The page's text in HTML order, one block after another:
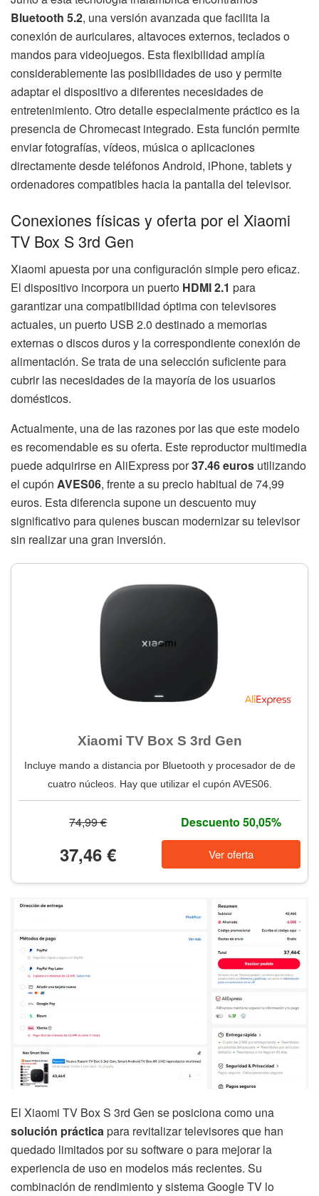
Bluetooth 5.2, una versión avanzada que facilita la
conexión de auriculares, altavoces externos, teclados o
mandos para videojuegos. Esta flexibilidad amplía
considerablemente las posibilidades de uso y permite
adaptar el dispositivo a diferentes necesidades de
entretenimiento. Otro detalle especialmente práctico es la
presencia de Chromecast integrado. Esta función permite
enviar fotografías, vídeos, música o aplicaciones
directamente desde teléfonos Android, iPhone, tablets y
ordenadores compatibles hacia la pantalla del televisor.
Conexiones físicas y oferta por el Xiaomi
TV Box S 3rd Gen
Xiaomi apuesta por una configuración simple pero eficaz.
El dispositivo incorpora un puerto HDMI 2.1 para
garantizar una compatibilidad óptima con televisores
actuales, un puerto USB 2.0 destinado a memorias
externas o discos duros y la correspondiente conexión de
alimentación. Se trata de una selección suficiente para
cubrir las necesidades de la mayoría de los usuarios
domésticos.
Actualmente, una de las razones por las que este modelo
es recomendable es su oferta. Este reproductor multimedia
puede adquirirse en AliExpress por37.46 euros utilizando
el cupón AVES06, frente a su precio habitual de 74,99
euros. Esta diferencia supone un descuento muy
significativo para quienes buscan modernizar su televisor
sin realizar una gran inversión.
Xiaomi TV Box S 3rd Gen
Incluye mando a distancia por Bluetooth y procesador de de
cuatro núcleos. Hay que utilizar el cupón AVES06.
74,99 € Descuento 50,05%
37,46 € Ver oferta
El Xiaomi TV Box S 3rd Gen se posiciona como una
solución prácticapara revitalizar televisores que han
quedado limitados por su software o para mejorar la
experiencia de uso en modelos más recientes. Su
combinación de rendimiento y sistema Google TV lo